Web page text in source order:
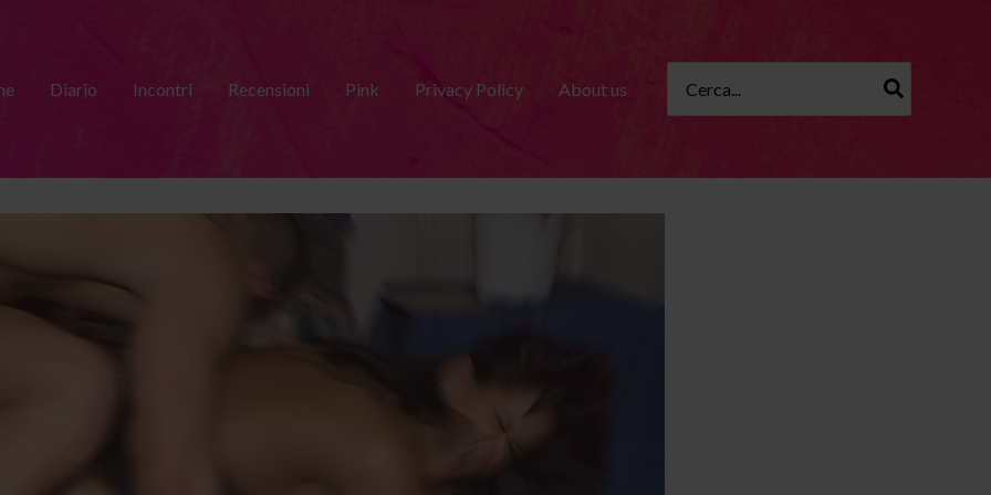
Diario Incontri Recensioni Pink Privacy Policy About us
per: